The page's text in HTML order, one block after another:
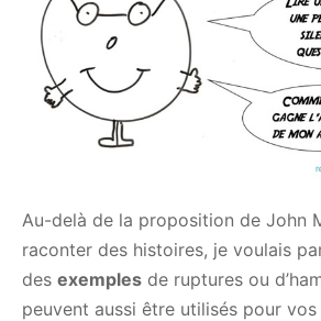
Au-delà de la proposition de John
raconter des histoires, je voulais
des exemples de ruptures ou
peuvent aussi être utilisés pour